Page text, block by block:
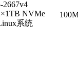
2667v4
NVMe
系统